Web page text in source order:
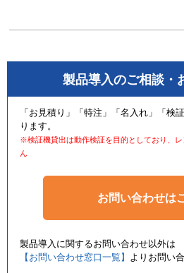
製品導入のご相談・
「お見積り」「特注」「名入れ」「検
ります。
※検証機貸出は動作検証を目的としており、
ん
お問い合わせは
製品導入に関するお問い合わせ以外は
【お問い合わせ窓口一覧】
よりお問い